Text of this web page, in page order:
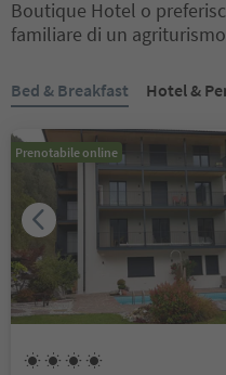
Boutique Hotel o
familiare di un
Bed & Breakfast Hotel &
Prenotabile online